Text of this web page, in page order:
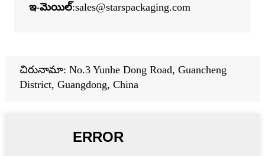
ఇ-మెయిల్:sales@starspackaging.com
చిరునామా: No.3 Yunhe Dong Road, Guancheng
District, Guangdong, China